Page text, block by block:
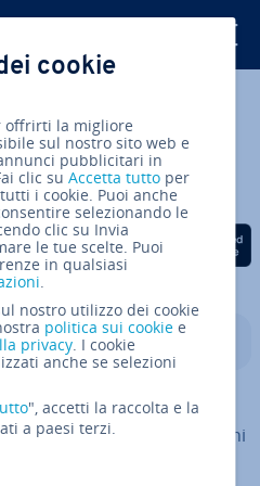
pagata
ma
via Facebook
Condividi via Twitter
Condividi via
dell’Unione Europea è il
Gli im­pren­di­to­ri di
av­ven­tu­rar­si oltre i confini
So­li­ta­men­te le
cookie
offrirti la migliore
sul nostro sito web e
pubblicitari in
clic suAccetta tutto per
i cookie. Puoi anche
selezionando le
clic su Invia
le tue scelte. Puoi
in qualsiasi
.
nostro utilizzo dei cookie
politica sui cookie e
privacy. I cookie
anche se selezioni
", accetti la raccolta e la
a paesi terzi.